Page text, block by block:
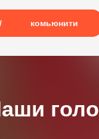
/ комьюнити